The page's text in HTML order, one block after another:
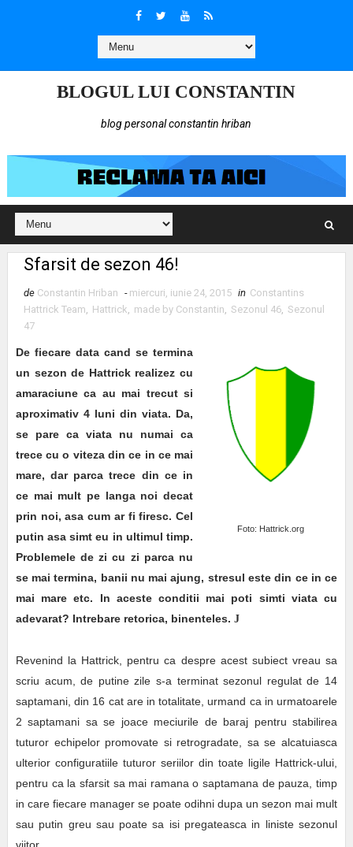
BLOGUL LUI CONSTANTIN
blog personal constantin hriban
Sfarsit de sezon 46!
de Constantin Hriban - miercuri, iunie 24, 2015 in Constantins
Hattrick Team, Hattrick, made by Constantin, Sezonul 46, Sezonul
47
Foto: Hattrick.org
De fiecare data cand se termina
un sezon de Hattrick realizez cu
amaraciune ca au mai trecut si
aproximativ 4 luni din viata. Da,
se pare ca viata nu numai ca
trece cu o viteza din ce in ce mai
mare, dar parca trece din ce in
ce mai mult pe langa noi decat
prin noi, asa cum ar fi firesc. Cel
putin asa simt eu in ultimul timp.
Problemele de zi cu zi parca nu
se mai termina, banii nu mai ajung, stresul este din ce in ce
mai mare etc. In aceste conditii mai poti simti viata cu
adevarat? Intrebare retorica, binenteles. J
Revenind la Hattrick, pentru ca despre acest subiect vreau sa
scriu acum, de putine zile s-a terminat sezonul regulat de 14
saptamani, din 16 cat are in totalitate, urmand ca in urmatoarele
2 saptamani sa se joace meciurile de baraj pentru stabilirea
tuturor echipelor promovate si retrogradate, sa se alcatuiasca
ulterior configuratiile tuturor seriilor din toate ligile Hattrick-ului,
pentru ca la sfarsit sa mai ramana o saptamana de pauza, timp
in care fiecare manager se poate odihni dupa un sezon mai mult
sau putin greu sau poate sa isi pregateasca in liniste sezonul